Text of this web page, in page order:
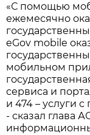
«С помощью
ежемесячно
eGov mobile
мобильном
сервиса и
и 474 – услуги
- сказал глава